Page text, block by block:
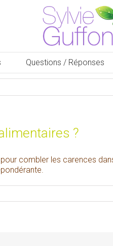
Questions / Réponses
?
combler les carences